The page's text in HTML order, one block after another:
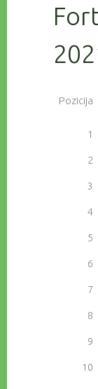
Pozicija
1
2
3
4
5
6
7
8
9
10